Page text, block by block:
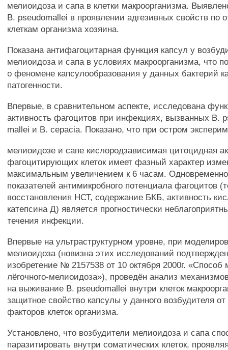
мелиоидоза и сапа в клетки макроорганизма.
В. pseudomallei в проявлении адгезивных свойств по
клеткам организма хозяина.
Показана антифагоцитарная функция капсул у
мелиоидоза и сапа в условиях макроорганизма, что
о феномене капсулообразования у данных бактерий
патогенности.
Впервые, в сравнительном аспекте, исследована
активность фагоцитов при инфекциях, вызванных В.
mallei и В. cepacia. Показано, что при остром
мелиоидозе и сапе кислородзависимая цитоцидная
фагоцитирующих клеток имеет фазный характер
максимальным увеличением к 6 часам.
показателей антимикробного потенциала фагоцитов
восстановления НСТ, содержание БКБ, активность
катепсина Д) является прогностически
течения инфекции.
Впервые на ультраструктурном уровне, при
мелиоидоза (новизна этих исследований
изобретение № 2157538 от 10 октября 2000г. «Способ
лёгочного-мелиоидоза»), проведён анализ
на выживание В. pseudomallei внутри клеток
защитное свойство капсулы у данного возбудителя
факторов клеток организма.
Установлено, что возбудители мелиоидоза и сапа
паразитировать внутри соматических клеток,